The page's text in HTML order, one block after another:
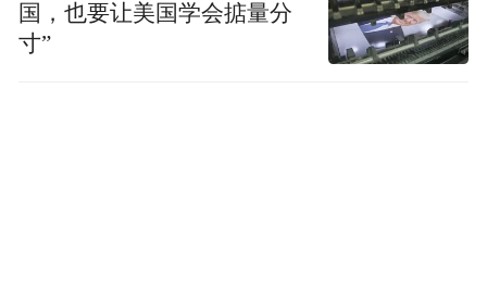
国，也要让美国学会掂量分
寸”